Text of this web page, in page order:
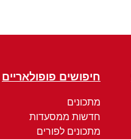
חיפושים פופולאריים
מתכונים
חדשות ממסעדות
מתכונים לפורים